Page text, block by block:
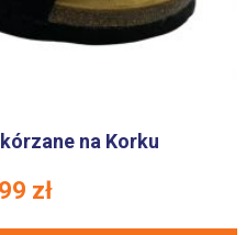
na Korku
zł